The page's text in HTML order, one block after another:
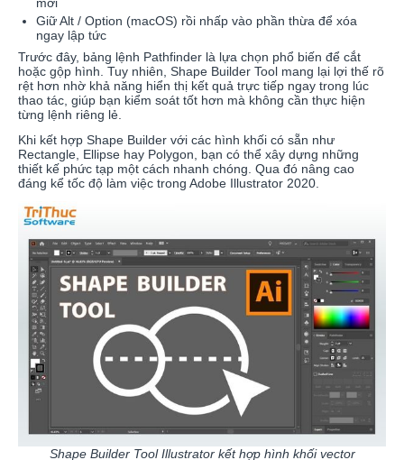
Giữ Alt / Option (macOS) rồi nhấp vào phần thừa để xóa
ngay lập tức
Trước đây, bảng lệnh Pathfinder là lựa chọn phổ biến để cắt
hoặc gộp hình. Tuy nhiên, Shape Builder Tool mang lại lợi thế rõ
rệt hơn nhờ khả năng hiển thị kết quả trực tiếp ngay trong lúc
thao tác, giúp bạn kiểm soát tốt hơn mà không cần thực hiện
từng lệnh riêng lẻ.
Khi kết hợp Shape Builder với các hình khối có sẵn như
Rectangle, Ellipse hay Polygon, bạn có thể xây dựng những
thiết kế phức tạp một cách nhanh chóng. Qua đó nâng cao
đáng kể tốc độ làm việc trong Adobe Illustrator 2020.
Shape Builder Tool Illustrator kết hợp hình khối vector